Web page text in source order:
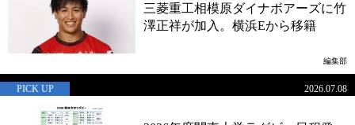
三菱重工相模原ダイナボアーズに竹
澤正祥が加入。横浜Eから移籍
編集部
PICK UP 2026.07.08